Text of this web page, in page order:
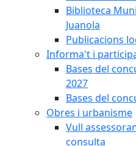
Biblioteca
Juanola
Publicacions
Informa't i
Bases del
2027
Bases del
Obres i urbanisme
Vull
consulta